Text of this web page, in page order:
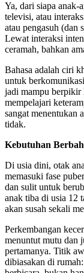
Ya, d​ari siapa anak-
televisi, atau
atau pengasuh (dan
Lewat interaksi
ceramah, bahkan
Bahasa adalah ciri
untuk
jadi mampu berpikir
mempelajari
sangat menentukan
tidak.
Kebutuhan
Di usia dini, otak
memasuki fase
dan sulit untuk
anak tiba di usia 12
akan susah sekali
Perkembangan
menuntut mutu dan
pertamanya. Titik
dibiasakan di